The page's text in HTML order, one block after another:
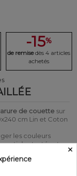
-15%
de remise dès 4 articles
achetés
de couette sur
cm Lin et Coton
les couleurs
articles testés et
pouvant nuire×